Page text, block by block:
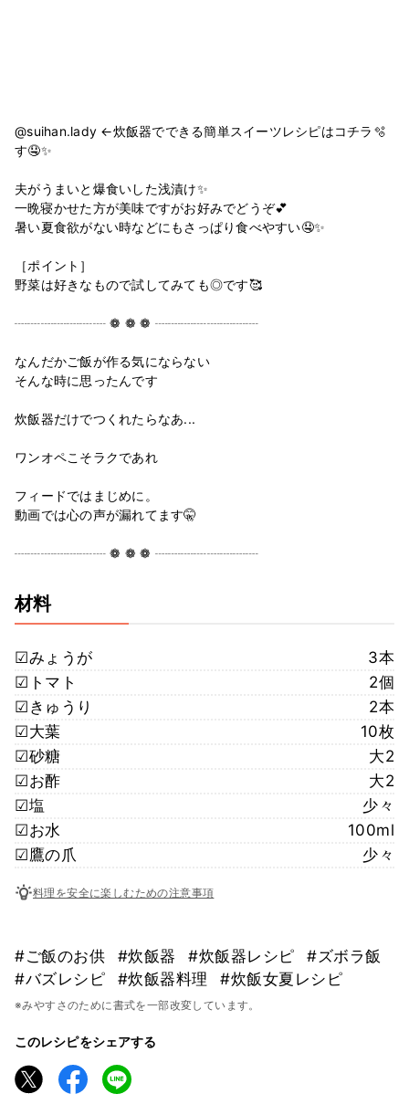
@suihan.lady ←炊飯器でできる簡単スイーツレシピはコチラ🫧
す🤤✨
夫がうまいと爆食いした浅漬け✨
一晩寝かせた方が美味ですがお好みでどうぞ💕
暑い夏食欲がない時などにもさっぱり食べやすい🤤✨
［ポイント］
野菜は好きなもので試してみても◎です🥰
┈┈┈┈┈┈┈ ❁ ❁ ❁ ┈┈┈┈┈┈┈┈
なんだかご飯が作る気にならない
そんな時に思ったんです
炊飯器だけでつくれたらなあ...
ワンオペこそラクであれ
フィードではまじめに。
動画では心の声が漏れてます🤫
┈┈┈┈┈┈┈ ❁ ❁ ❁ ┈┈┈┈┈┈┈┈
材料
☑︎みょうが
3本
☑︎トマト
2個
☑︎きゅうり
2本
☑︎大葉
10枚
☑︎砂糖
大2
☑︎お酢
大2
☑︎塩
少々
☑︎お水
100ml
☑︎鷹の爪
少々
料理を安全に楽しむための注意事項
#ご飯のお供 #炊飯器 #炊飯器レシピ
#ズボラ飯
#バズレシピ
#炊飯器料理 #炊飯女夏レシピ
※みやすさのために書式を一部改変しています。
このレシピをシェアする